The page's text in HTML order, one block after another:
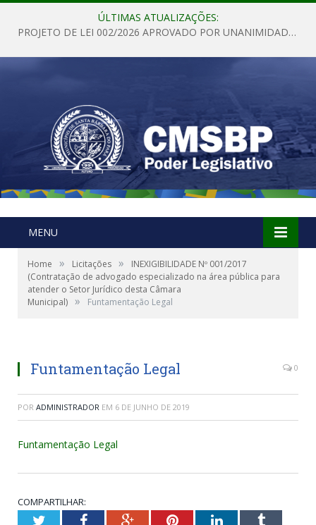
ÚLTIMAS ATUALIZAÇÕES:
PROJETO DE LEI 002/2026 APROVADO POR UNANIMIDADE EM SESSÃO ORDINÁRIA NESTA QUINTA – FEIRA 28 DE MAIO DE 2026
MENU
Home » Licitações »
INEXIGIBILIDADE Nº 001/2017
(Contratação de advogado especializado na área pública para
atender o Setor Jurídico desta Câmara
Municipal) » Funtamentação Legal
Funtamentação Legal 0
POR ADMINISTRADOR EM 6 DE JUNHO DE 2019
Funtamentação Legal
COMPARTILHAR:
TwitterFacebookGoogle+PinterestLinkedInTumblr